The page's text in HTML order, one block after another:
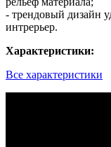
- трендовый дизайн
интрерьер.
Характеристики:
Все характеристики